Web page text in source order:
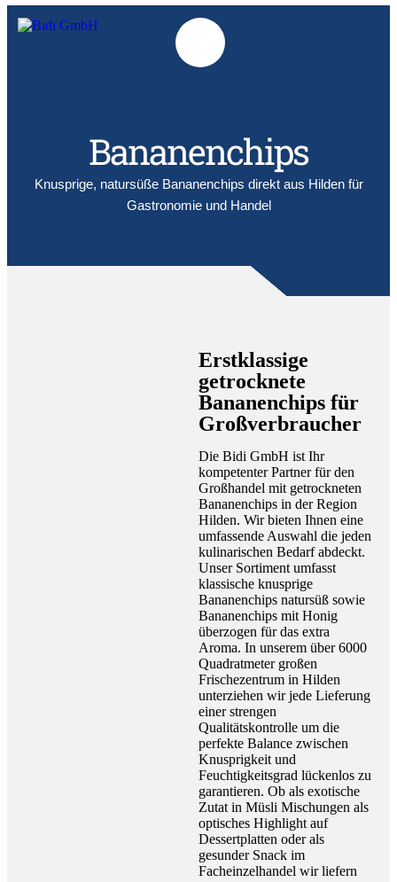
Bananenchips
Knusprige, natursüße Bananenchips direkt aus Hilden für
Gastronomie und Handel
Erstklassige
getrocknete
Bananenchips für
Großverbraucher
Die Bidi GmbH ist Ihr
kompetenter Partner für den
Großhandel mit getrockneten
Bananenchips in der Region
Hilden. Wir bieten Ihnen eine
umfassende Auswahl die jeden
kulinarischen Bedarf abdeckt.
Unser Sortiment umfasst
klassische knusprige
Bananenchips natursüß sowie
Bananenchips mit Honig
überzogen für das extra
Aroma. In unserem über 6000
Quadratmeter großen
Frischezentrum in Hilden
unterziehen wir jede Lieferung
einer strengen
Qualitätskontrolle um die
perfekte Balance zwischen
Knusprigkeit und
Feuchtigkeitsgrad lückenlos zu
garantieren. Ob als exotische
Zutat in Müsli Mischungen als
optisches Highlight auf
Dessertplatten oder als
gesunder Snack im
Facheinzelhandel wir liefern